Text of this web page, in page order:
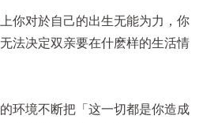
你对於自己的出生无能为力，你
法决定双亲要在什麽样的生活情
环境不断把「这一切都是你造成